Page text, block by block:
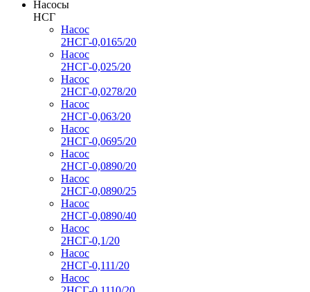
Насосы
НСГ
Насос
2НСГ-0,0165/20
Насос
2НСГ-0,025/20
Насос
2НСГ-0,0278/20
Насос
2НСГ-0,063/20
Насос
2НСГ-0,0695/20
Насос
2НСГ-0,0890/20
Насос
2НСГ-0,0890/25
Насос
2НСГ-0,0890/40
Насос
2НСГ-0,1/20
Насос
2НСГ-0,111/20
Насос